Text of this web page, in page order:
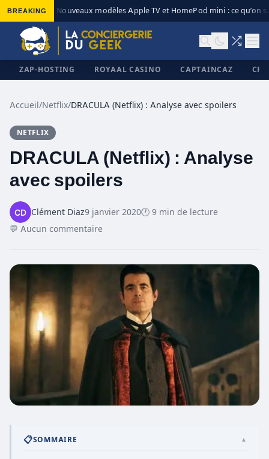
BREAKING
◆ Nouveaux modèles Apple TV et HomePod mini : ce qu’on
ZAP-HOSTING ROYAAL CASINO CAPTAINCAZ
Accueil/Netflix/DRACULA (Netflix) : Analyse avec spoilers
NETFLIX
DRACULA (Netflix) : Analyse
avec spoilers
Clément Diaz9 janvier 2020🕐 9 min de lecture
💬 Aucun commentaire
📋SOMMAIRE ▲